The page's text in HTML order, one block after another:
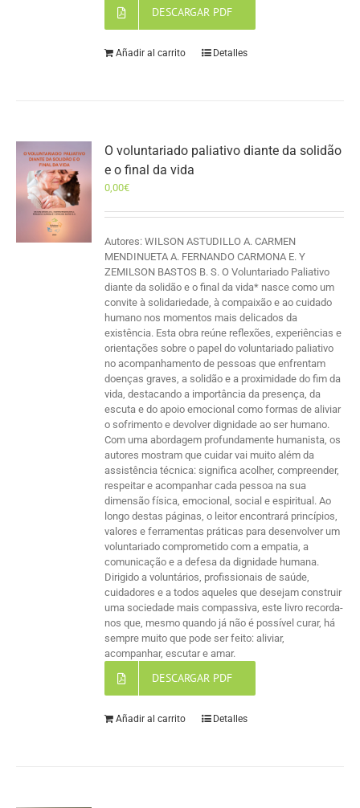
DESCARGAR PDF
Añadir al carrito Detalles
O voluntariado paliativo diante da solidão
e o final da vida
0,00€
Autores: WILSON ASTUDILLO A. CARMEN
MENDINUETA A. FERNANDO CARMONA E. Y
ZEMILSON BASTOS B. S. O Voluntariado Paliativo
diante da solidão e o final da vida* nasce como um
convite à solidariedade, à compaixão e ao cuidado
humano nos momentos mais delicados da
existência. Esta obra reúne reflexões, experiências e
orientações sobre o papel do voluntariado paliativo
no acompanhamento de pessoas que enfrentam
doenças graves, a solidão e a proximidade do fim da
vida, destacando a importância da presença, da
escuta e do apoio emocional como formas de aliviar
o sofrimento e devolver dignidade ao ser humano.
Com uma abordagem profundamente humanista, os
autores mostram que cuidar vai muito além da
assistência técnica: significa acolher, compreender,
respeitar e acompanhar cada pessoa na sua
dimensão física, emocional, social e espiritual. Ao
longo destas páginas, o leitor encontrará princípios,
valores e ferramentas práticas para desenvolver um
voluntariado comprometido com a empatia, a
comunicação e a defesa da dignidade humana.
Dirigido a voluntários, profissionais de saúde,
cuidadores e a todos aqueles que desejam construir
uma sociedade mais compassiva, este livro recorda-
nos que, mesmo quando já não é possível curar, há
sempre muito que pode ser feito: aliviar,
acompanhar, escutar e amar.
DESCARGAR PDF
Añadir al carrito Detalles